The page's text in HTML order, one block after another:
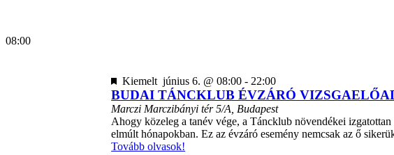
08:00
Kiemelt június 6. @ 08:00 - 22:00
TÁNCKLUB
2026
BUDAI TÁNCKLUB ÉVZÁRÓ
Marczi Marczibányi tér 5/A, Budapest
Ahogy közeleg a tanév vége, a Táncklub növendékei
elmúlt hónapokban. Ez az évzáró esemény nemcsak az ő
Tovább olvasok!